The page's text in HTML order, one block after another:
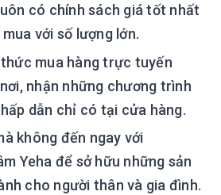
luôn có chính sách giá tốt nhất
với số lượng lớn.
mua hàng trực tuyến
nhận những chương trình
dẫn chỉ có tại cửa hàng.
không đến ngay với
Yeha để sở hữu những sản
cho người thân và gia đình.